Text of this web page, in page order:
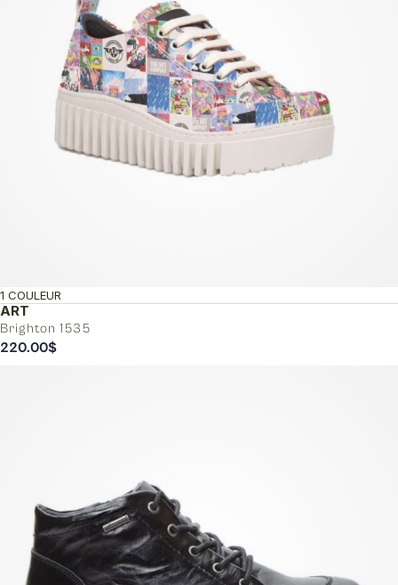
ART
Brighton 1535
1 COULEUR
220.00$